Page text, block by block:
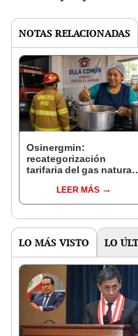
NOTAS RELACIONADAS
Osinergmin:
recategorización
tarifaria del gas natural
ollas comunes ahorrar
más del 50% en
LEER MÁS
LO MÁS VISTO LO